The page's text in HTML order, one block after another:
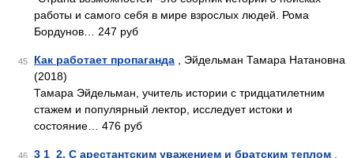
работы и самого себя в мире взрослых людей. Рома
Бордунов… 247 руб
45 Как работает пропаганда , Эйдельман Тамара Натановна
(2018)
Тамара Эйдельман, учитель истории с тридцатилетним
стажем и популярный лектор, исследует истоки и
состояние… 476 руб
46 3 1_2. С арестантским уважением и братским теплом